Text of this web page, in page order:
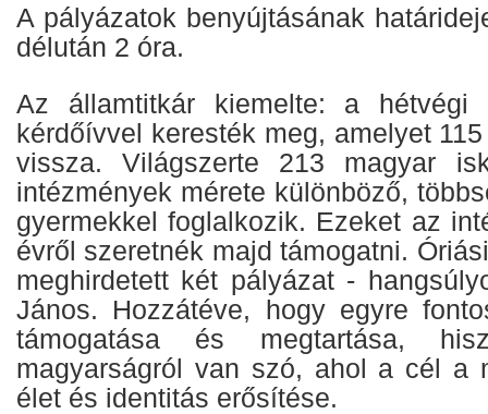
A pályázatok benyújtásának
délután 2 óra.
Az államtitkár kiemelte: a hétvégi
kérdőívvel keresték meg, amelyet
vissza. Világszerte 213 magyar
intézmények mérete különböző,
gyermekkel foglalkozik. Ezeket az
évről szeretnék majd támogatni.
meghirdetett két pályázat -
János. Hozzátéve, hogy egyre
támogatása és megtartása,
magyarságról van szó, ahol a cél a
élet és identitás erősítése.